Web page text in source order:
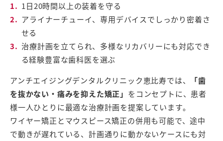
1日20時間以上の装着を守る
アライナーチューイ、専用デバイスでしっかり密着さ
せる
治療計画を立てられ、多様なリカバリーにも対応でき
る経験豊富な歯科医を選ぶ
アンチエイジングデンタルクリニック恵比寿では、
「歯
を抜かない・痛みを抑えた矯正」 をコンセプトに、患者
様一人ひとりに最適な治療計画を提案しています。
ワイヤー矯正とマウスピース矯正の併用も可能で、途中
で動きが遅れている、計画通りに動かないケースにも対